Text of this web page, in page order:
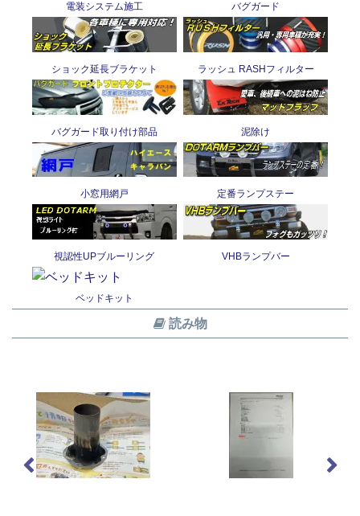
電装システム施工 バグガード
ショック延長ブラケット ラッシュ RASHフィルター
バグガード取り付け部品 泥除け
小窓用網戸 定番ランプステー
視認性UPブルーリング VHBランプバー
ベッドキット
読み物